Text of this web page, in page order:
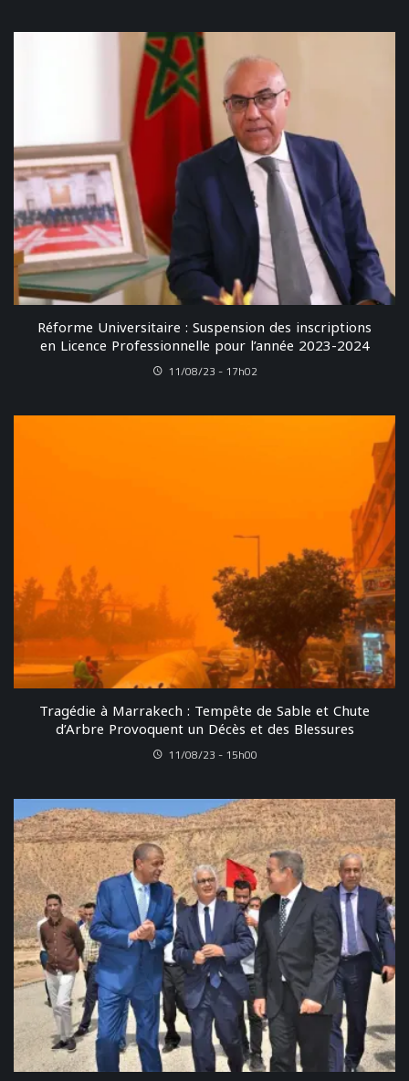
Réforme Universitaire : Suspension des inscriptions
en Licence Professionnelle pour l’année 2023-2024
11/08/23 - 17h02
Tragédie à Marrakech : Tempête de Sable et Chute
d’Arbre Provoquent un Décès et des Blessures
11/08/23 - 15h00